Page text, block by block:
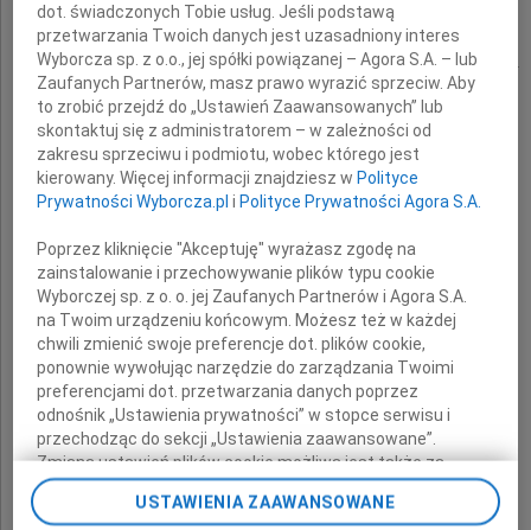
wieloletniemu nauczycielowi akademickiemu
ALMAMER Wyższej Szkoły Ekonomicznej
wyrazy głębokiego współczucia
Żony
Wandy
składają
prof. dr Janusz Merski
dot. świadczonych Tobie usług. Jeśli podstawą
przetwarzania Twoich danych jest uzasadniony interes
Wyborcza sp. z o.o., jej spółki powiązanej – Agora S.A. – lub
Zaufanych Partnerów, masz prawo wyrazić sprzeciw. Aby
to zrobić przejdź do „Ustawień Zaawansowanych” lub
skontaktuj się z administratorem – w zależności od
zakresu sprzeciwu i podmiotu, wobec którego jest
kierowany. Więcej informacji znajdziesz w Polityce
Prywatności Wyborcza.pl i Polityce Prywatności Agora S.A.
Poprzez kliknięcie "Akceptuję" wyrażasz zgodę na
zainstalowanie i przechowywanie plików typu cookie
Wyborczej sp. z o. o. jej Zaufanych Partnerów i Agora S.A.
na Twoim urządzeniu końcowym. Możesz też w każdej
chwili zmienić swoje preferencje dot. plików cookie,
ponownie wywołując narzędzie do zarządzania Twoimi
preferencjami dot. przetwarzania danych poprzez
odnośnik „Ustawienia prywatności” w stopce serwisu i
przechodząc do sekcji „Ustawienia zaawansowane”.
Zmiana ustawień plików cookie możliwa jest także za
pomocą ustawień przeglądarki.
USTAWIENIA ZAAWANSOWANE